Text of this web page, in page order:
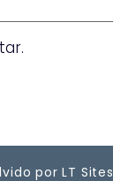
por LT Sites